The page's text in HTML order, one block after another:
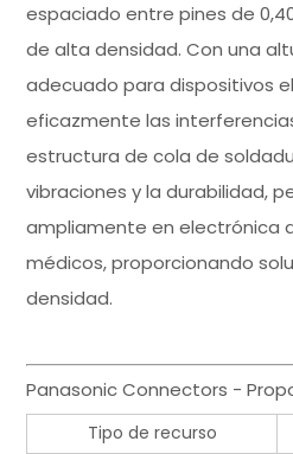
espaciado entre pines de
de alta densidad. Con una
adecuado para dispositivos
eficazmente las
estructura de cola de
vibraciones y la durabilidad,
ampliamente en electrónica
médicos, proporcionando
densidad.
Panasonic Connectors -
Tipo de recurso